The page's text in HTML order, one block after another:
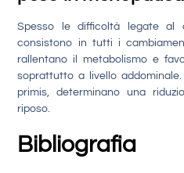
Spesso le difficoltà legate al
consistono in tutti i
rallentano il metabolismo e
soprattutto a livello
primis, determinano una
riposo.
Bibliografia